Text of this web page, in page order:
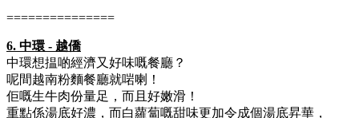
===============
6. 中環 - 越僑
中環想揾啲經濟又好味嘅餐廳？
呢間越南粉麵餐廳就啱喇！
佢嘅生牛肉份量足，而且好嫩滑！
重點係湯底好濃，而白蘿蔔嘅甜味更加令成個湯底昇華，